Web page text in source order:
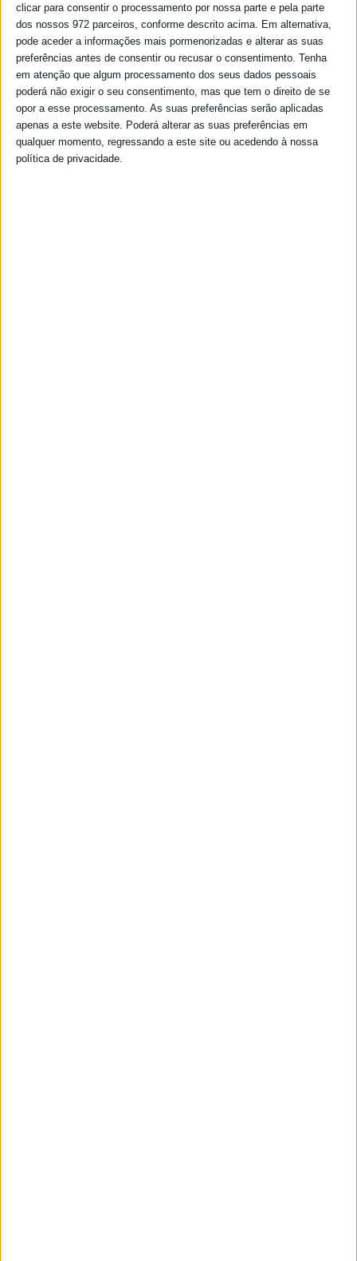
clicar para consentir o processamento por nossa parte e pela parte
dos nossos 972 parceiros, conforme descrito acima. Em alternativa,
pode aceder a informações mais pormenorizadas e alterar as suas
preferências antes de consentir ou recusar o consentimento. Tenha
em atenção que algum processamento dos seus dados pessoais
poderá não exigir o seu consentimento, mas que tem o direito de se
opor a esse processamento. As suas preferências serão aplicadas
apenas a este website. Poderá alterar as suas preferências em
qualquer momento, regressando a este site ou acedendo à nossa
política de privacidade.
Podcast - politica com factos 10/05/26
Podcast - politica com factos 03/05/26
Podcast - politica com factos 26/04/26
Podcast - politica com factos 19/04/26
Podcast - politica com factos 15/04/26
Podcast - politica com factos 12/04/26
Podcast - politica com factos 05/04/26
Podcast - politica com factos 29/03/26
Podcast - politica com factos 22/03/26